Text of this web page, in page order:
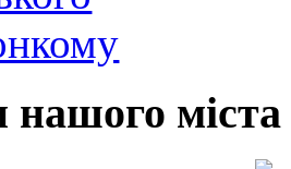
міста